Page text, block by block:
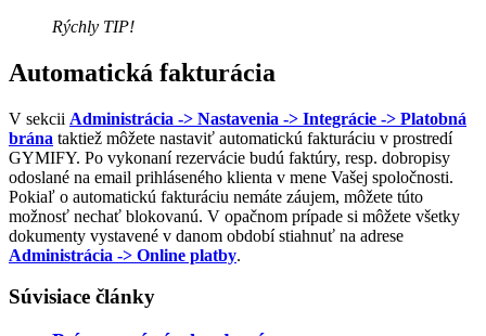
Rýchly TIP!
Automatická fakturácia
V sekcii Administrácia -> Nastavenia -> Integrácie -> Platobná
brána taktiež môžete nastaviť automatickú fakturáciu v prostredí
GYMIFY. Po vykonaní rezervácie budú faktúry, resp. dobropisy
odoslané na email prihláseného klienta v mene Vašej spoločnosti.
Pokiaľ o automatickú fakturáciu nemáte záujem, môžete túto
možnosť nechať blokovanú. V opačnom prípade si môžete všetky
dokumenty vystavené v danom období stiahnuť na adrese
Administrácia -> Online platby.
Súvisiace články